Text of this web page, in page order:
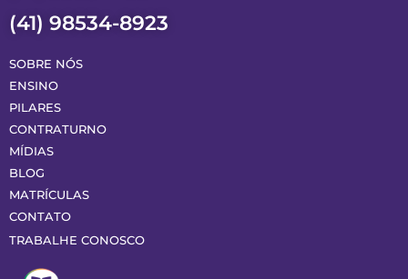
(41) 98534-8923
SOBRE NÓS
ENSINO
PILARES
CONTRATURNO
MÍDIAS
BLOG
MATRÍCULAS
CONTATO
TRABALHE CONOSCO